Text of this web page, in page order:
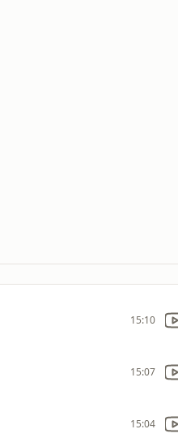
15:10
15:07
15:04